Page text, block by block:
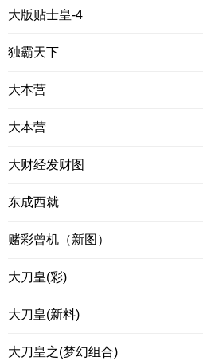
大版贴士皇-4
独霸天下
大本营
大本营
大财经发财图
东成西就
赌彩曾机（新图）
大刀皇(彩)
大刀皇(新料)
大刀皇之(梦幻组合)